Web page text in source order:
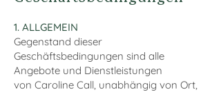
1. ALLGEMEIN
Gegenstand dieser
Geschäftsbedingungen sind alle
Angebote und Dienstleistungen
von Caroline Call, unabhängig von Ort,